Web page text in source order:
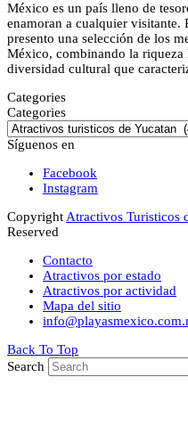
México es un país lleno de
enamoran a cualquier visitante.
presento una selección de los
México, combinando la
diversidad cultural que
Categories
Categories
Síguenos en
Facebook
Instagram
CopyrightAtractivos Turisticos
Reserved
Contacto
Atractivos por estado
Atractivos por actividad
Mapa del sitio
Back To Top
Search